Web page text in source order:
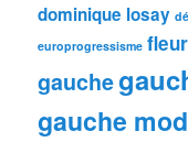
dominique losay
europrogressisme
gauche
gauche